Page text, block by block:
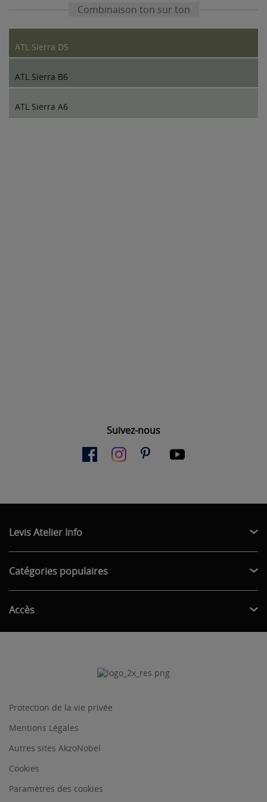
Combinaison ton sur ton
ATL Sierra D5
ATL Sierra B6
ATL Sierra A6
Suivez-nous
Levis Atelier Info
Catégories populaires
Accès
Protection de la vie privée
Mentions Légales
Autres sites AkzoNobel
Cookies
Paramètres des cookies